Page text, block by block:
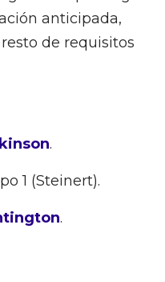
anticipada,
de requisitos
.
1 (Steinert).
.